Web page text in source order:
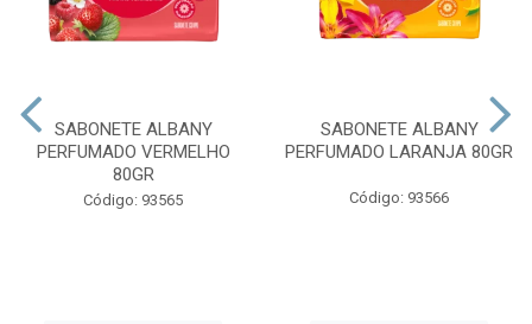
SABONETE ALBANY
PERFUMADO VERMELHO
80GR
Código: 93565
SABONETE ALBANY
PERFUMADO LARANJA 80GR
Código: 93566